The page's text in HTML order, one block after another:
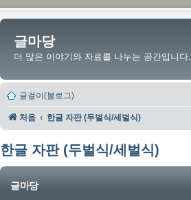
글마당
더 많은 이야기와 자료를 나누는 공간입니다.
글걸이(블로그)
처음 한글 자판 (두벌식/세벌식)
한글 자판 (두벌식/세벌식)
글마당